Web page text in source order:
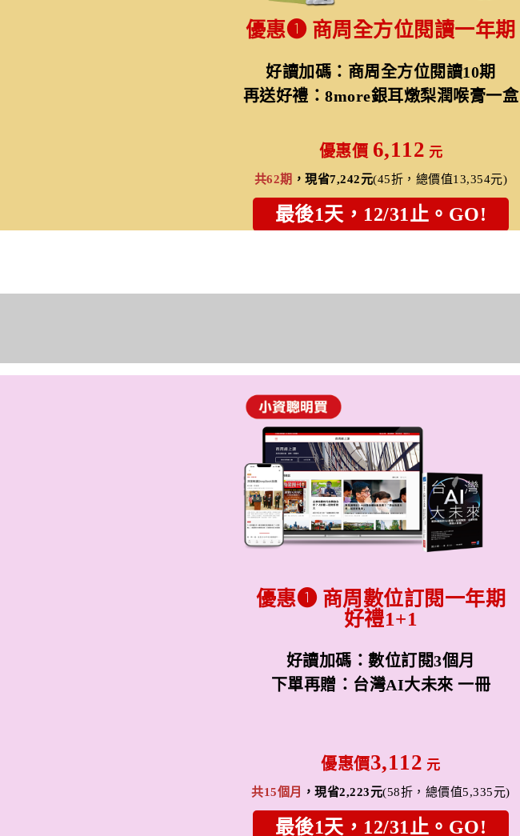
優惠➊ 商周全方位閱讀一年期
好讀加碼：商周全方位閱讀10期
再送好禮：8more銀耳燉梨潤喉膏一盒
優惠價 6,112 元
共62期 ，現省7,242元(45折，總價值13,354元)
最後1天，12/31止。GO!
優惠➊ 商周數位訂閱一年期
好禮1+1
好讀加碼：數位訂閱3個月
下單再贈：台灣AI大未來 一冊
優惠價3,112 元
共15個月 ，現省2,223元(58折，總價值5,335元)
最後1天，12/31止。GO!